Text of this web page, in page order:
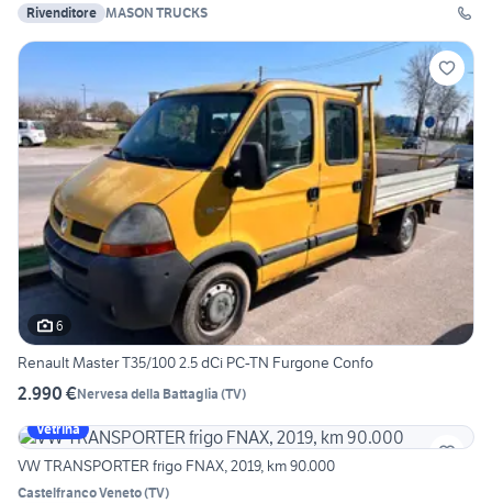
Rivenditore MASON TRUCKS
6
Renault Master T35/100 2.5 dCi PC-TN Furgone Confo
2.990 €Nervesa della Battaglia (TV)
Vetrina
VW TRANSPORTER frigo FNAX, 2019, km 90.000
Castelfranco Veneto(TV)